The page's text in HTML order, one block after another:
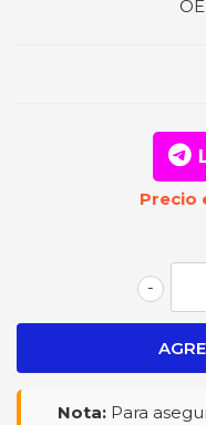
Precio
-
Nota: Para